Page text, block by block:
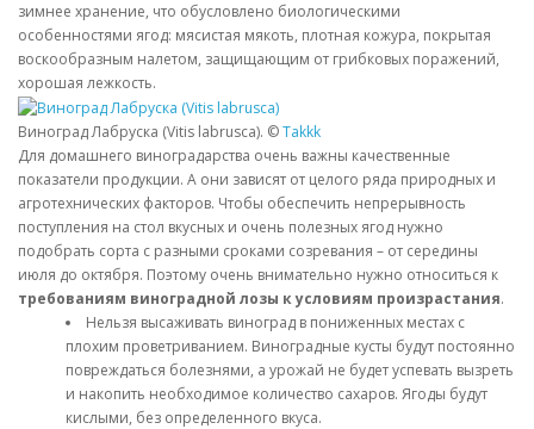
зимнее хранение, что обусловлено биологическими
особенностями ягод: мясистая мякоть, плотная кожура, покрытая
воскообразным налетом, защищающим от грибковых поражений,
хорошая лежкость.
Виноград Лабруска (Vitis labrusca). ©Takkk
Для домашнего виноградарства очень важны качественные
показатели продукции. А они зависят от целого ряда природных и
агротехнических факторов. Чтобы обеспечить непрерывность
поступления на стол вкусных и очень полезных ягод нужно
подобрать сорта с разными сроками созревания – от середины
июля до октября. Поэтому очень внимательно нужно относиться к
требованиям виноградной лозы к условиям произрастания.
Нельзя высаживать виноград в пониженных местах с
плохим проветриванием. Виноградные кусты будут постоянно
повреждаться болезнями, а урожай не будет успевать вызреть
и накопить необходимое количество сахаров. Ягоды будут
кислыми, без определенного вкуса.